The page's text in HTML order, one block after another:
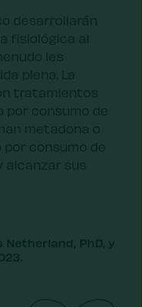
desarrollarán
fisiológica al
les
plena. La
tratamientos
por consumo de
metadona o
consumo de
alcanzar sus
PhD, y